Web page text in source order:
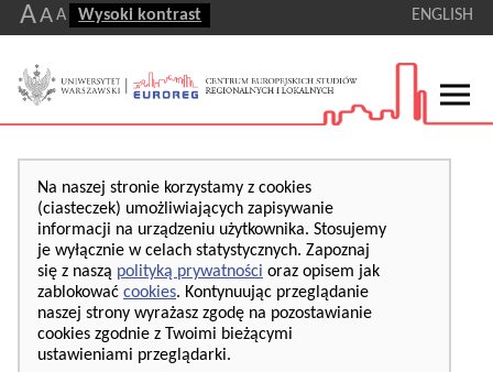
AA A Wysoki kontrast ENGLISH
Na naszej stronie korzystamy z cookies
(ciasteczek) umożliwiających zapisywanie
informacji na urządzeniu użytkownika. Stosujemy
je wyłącznie w celach statystycznych. Zapoznaj
się z naszą polityką prywatności oraz opisem jak
zablokować cookies. Kontynuując przeglądanie
naszej strony wyrażasz zgodę na pozostawianie
cookies zgodnie z Twoimi bieżącymi
ustawieniami przeglądarki.